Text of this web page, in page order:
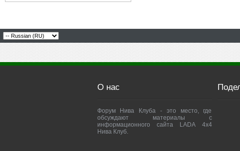
О нас
Форум Нива Клуба - это место, где
обсуждают материалы с
информационного сайта LADA 4x4
Нива Клуб.